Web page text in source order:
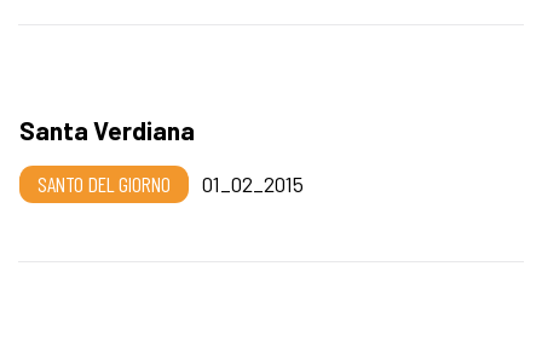
Santa Verdiana
SANTO DEL GIORNO 01_02_2015